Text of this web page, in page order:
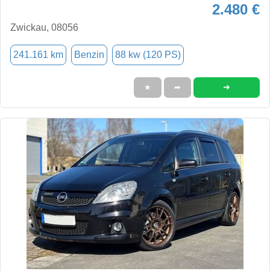
2.480 €
Zwickau, 08056
241.161 km Benzin 88 kw (120 PS)
★ ➦ ➜